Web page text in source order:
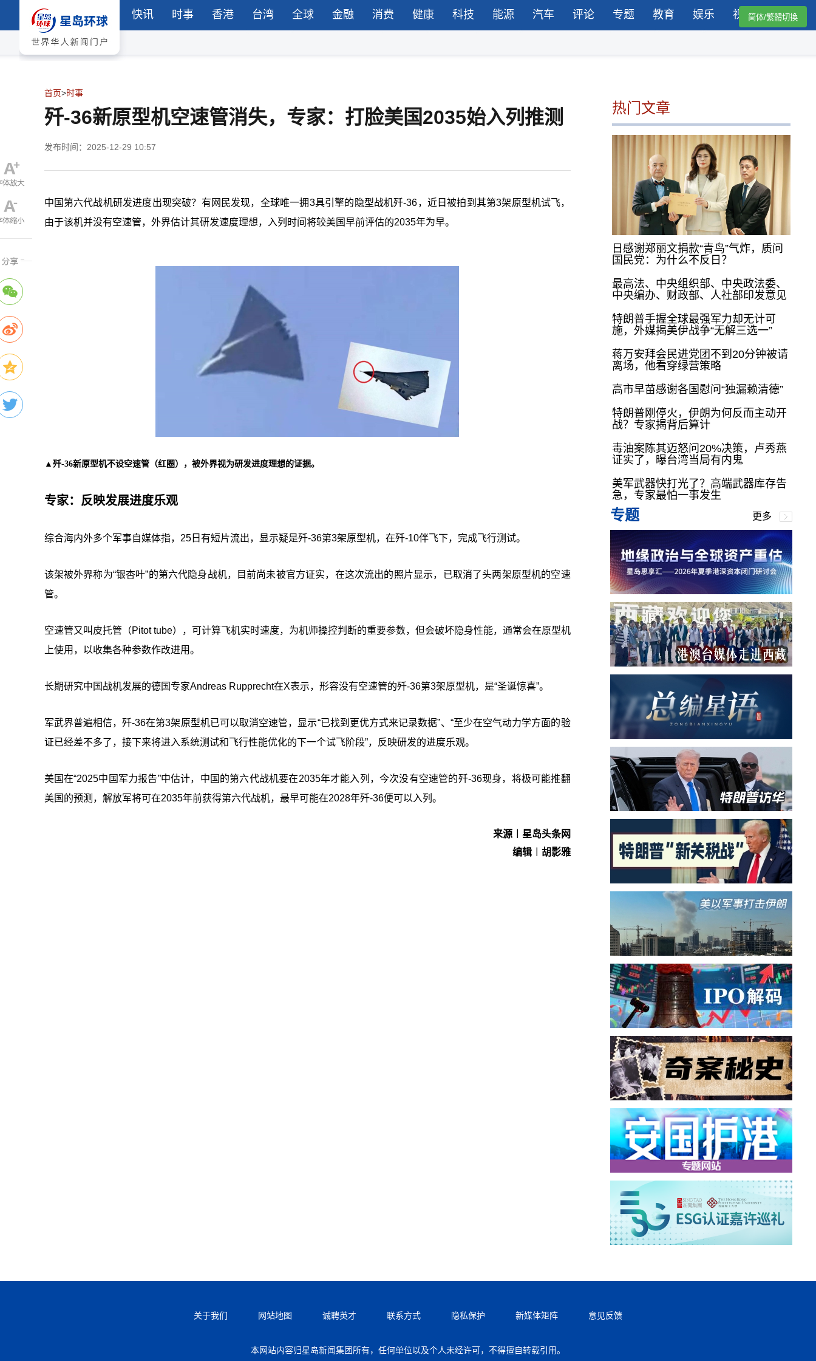
快讯 时事 香港 台湾 全球 金融 消费 健康 科技 能源 汽车 评论 专题 教育 娱乐 视频简体/繁體切換
首页>时事
歼-36新原型机空速管消失，专家：打脸美国2035始入列推测
发布时间：2025-12-29 10:57
中国第六代战机研发进度出现突破？有网民发现，全球唯一拥3具引擎的隐型战机歼-36，近日被拍到其第3架原型机试飞，
由于该机并没有空速管，外界估计其研发速度理想，入列时间将较美国早前评估的2035年为早。
▲歼-36新原型机不设空速管（红圈），被外界视为研发进度理想的证据。
专家：反映发展进度乐观
综合海内外多个军事自媒体指，25日有短片流出，显示疑是歼-36第3架原型机，在歼-10伴飞下，完成飞行测试。
该架被外界称为“银杏叶”的第六代隐身战机，目前尚未被官方证实，在这次流出的照片显示，已取消了头两架原型机的空速
管。
空速管又叫皮托管（Pitot tube），可计算飞机实时速度，为机师操控判断的重要参数，但会破坏隐身性能，通常会在原型机
上使用，以收集各种参数作改进用。
长期研究中国战机发展的德国专家Andreas Rupprecht在X表示，形容没有空速管的歼-36第3架原型机，是“圣诞惊喜”。
军武界普遍相信，歼-36在第3架原型机已可以取消空速管，显示“已找到更优方式来记录数据”、“至少在空气动力学方面的验
证已经差不多了，接下来将进入系统测试和飞行性能优化的下一个试飞阶段”，反映研发的进度乐观。
美国在“2025中国军力报告”中估计，中国的第六代战机要在2035年才能入列，今次没有空速管的歼-36现身，将极可能推翻
美国的预测，解放军将可在2035年前获得第六代战机，最早可能在2028年歼-36便可以入列。
来源︱星岛头条网
编辑︱胡影雅
热门文章
日感谢郑丽文捐款“青鸟”气炸，质问
国民党：为什么不反日？
最高法、中央组织部、中央政法委、
中央编办、财政部、人社部印发意见
特朗普手握全球最强军力却无计可
施，外媒揭美伊战争“无解三选一”
蒋万安拜会民进党团不到20分钟被请
离场，他看穿绿营策略
高市早苗感谢各国慰问“独漏赖清德”
特朗普刚停火，伊朗为何反而主动开
战？专家揭背后算计
毒油案陈其迈怒问20%决策，卢秀燕
证实了，曝台湾当局有内鬼
美军武器快打光了？高端武器库存告
急，专家最怕一事发生
专题 更多
关于我们 网站地图 诚聘英才 联系方式 隐私保护 新媒体矩阵 意见反馈
本网站内容归星岛新闻集团所有，任何单位以及个人未经许可，不得擅自转载引用。